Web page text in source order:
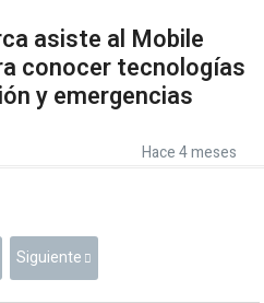
asiste al Mobile
conocer tecnologías
y emergencias
Hace 4 meses
Siguiente